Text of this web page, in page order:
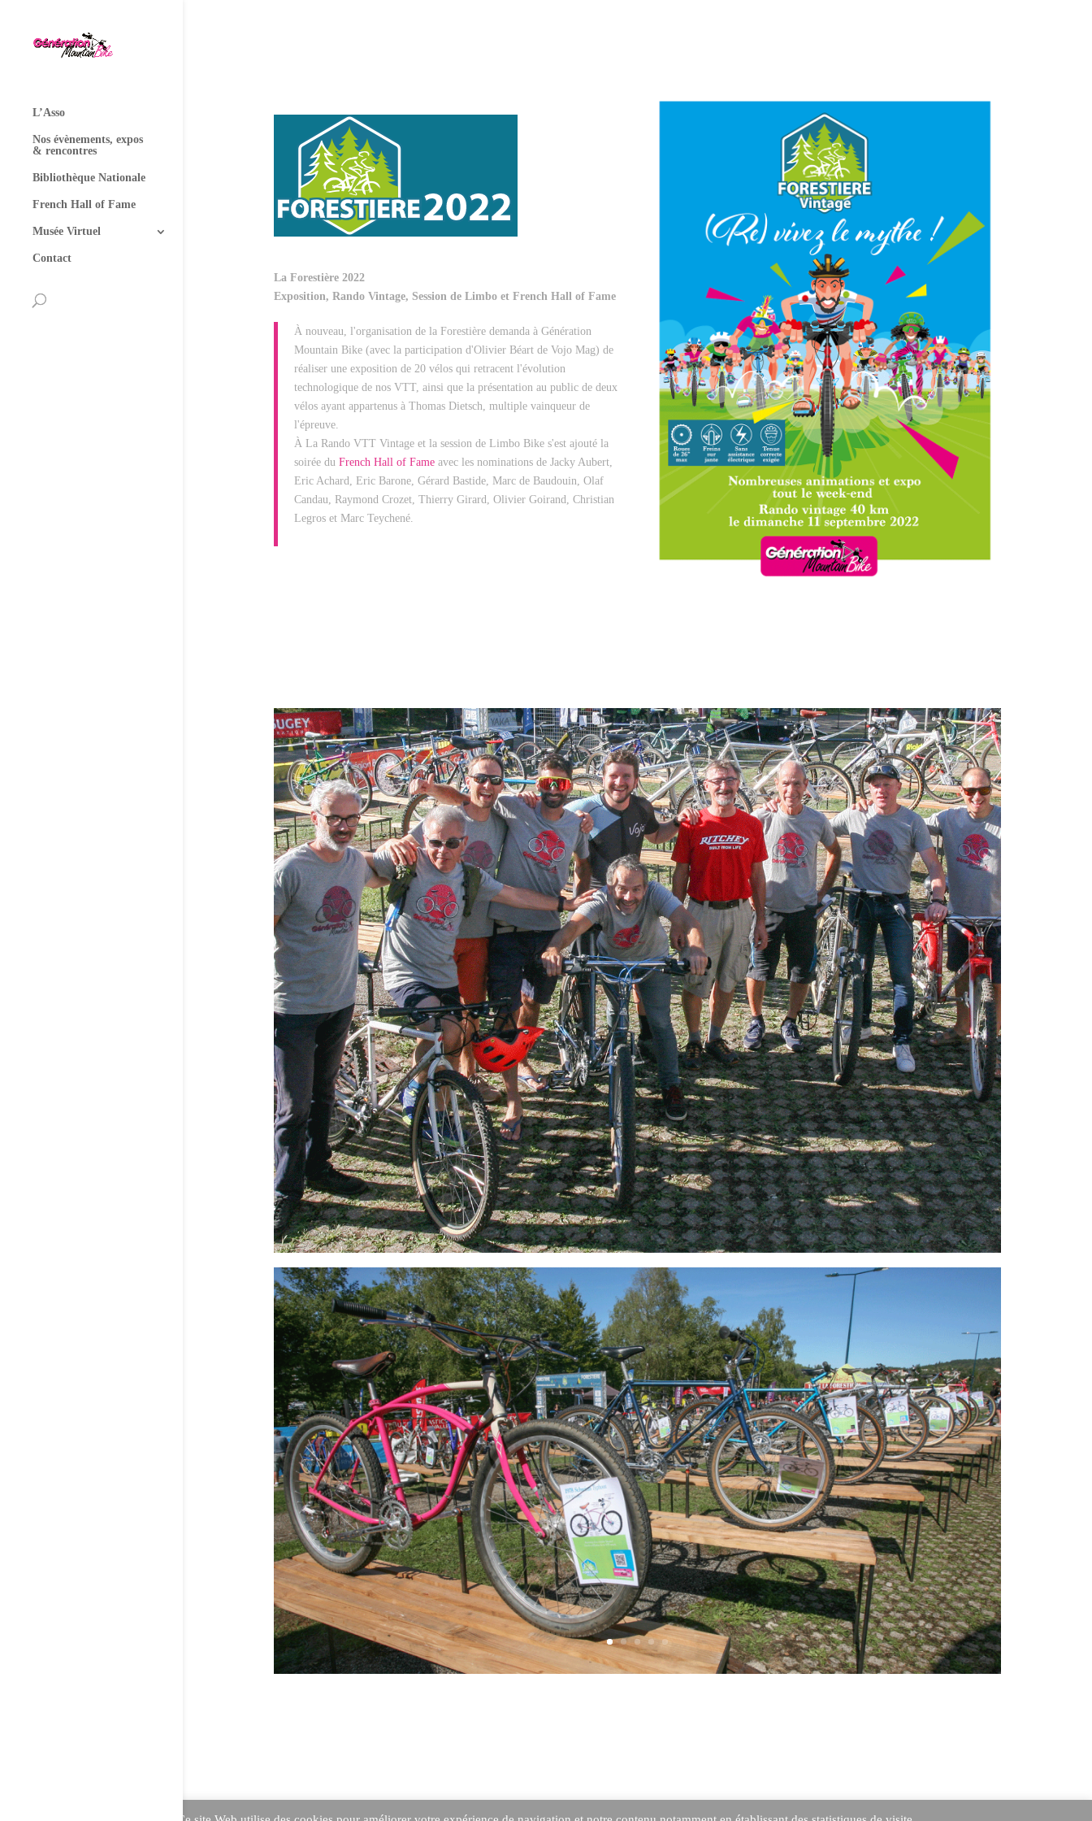
L’Asso
Nos évènements, expos
& rencontres
Bibliothèque Nationale
French Hall of Fame
Musée Virtuel
Contact
La Forestière 2022
Exposition, Rando Vintage, Session de Limbo et French Hall of Fame
À nouveau, l'organisation de la Forestière demanda à Génération
Mountain Bike (avec la participation d'Olivier Béart de Vojo Mag) de
réaliser une exposition de 20 vélos qui retracent l'évolution
technologique de nos VTT, ainsi que la présentation au public de deux
vélos ayant appartenus à Thomas Dietsch, multiple vainqueur de
l'épreuve.
À La Rando VTT Vintage et la session de Limbo Bike s'est ajouté la
soirée du French Hall of Fameavec les nominations de Jacky Aubert,
Eric Achard, Eric Barone, Gérard Bastide, Marc de Baudouin, Olaf
Candau, Raymond Crozet, Thierry Girard, Olivier Goirand, Christian
Legros et Marc Teychené.